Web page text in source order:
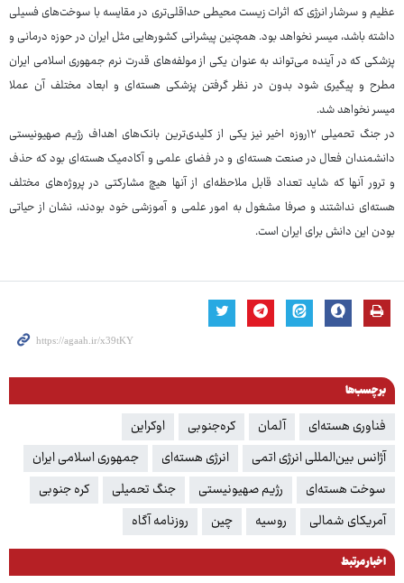
عظیم و سرشار انرژی که اثرات زیست محیطی حداقلی‌تری در مقایسه با سوخت‌های فسیلی
داشته باشد، میسر نخواهد بود. همچنین پیشرانی کشورهایی مثل ایران در حوزه درمانی و
پزشکی که در آینده می‌تواند به عنوان یکی از مولفه‌های قدرت نرم جمهوری اسلامی ایران
مطرح و پیگیری شود بدون در نظر گرفتن پزشکی هسته‌ای و ابعاد مختلف آن عملا
میسر نخواهد شد.
در جنگ تحمیلی ۱۲روزه اخیر نیز یکی از کلیدی‌ترین بانک‌های اهداف رژیم صهیونیستی
دانشمندان فعال در صنعت هسته‌ای و در فضای علمی و آکادمیک هسته‌ای بود که حذف
و ترور آنها که شاید تعداد قابل ملاحظه‌ای از آنها هیچ مشارکتی در پروژه‌های مختلف
هسته‌ای نداشتند و صرفا مشغول به امور علمی و آموزشی خود بودند، نشان از حیاتی
بودن این دانش برای ایران است.
برچسب‌ها
فناوری هسته‌ای آلمان کره‌جنوبی
اوکراین
آژانس بین‌المللی انرژی اتمی
انرژی هسته‌ای
جمهوری اسلامی ایران
سوخت هسته‌ای
رژیم صهیونیستی جنگ تحمیلی
کره جنوبی
آمریکای شمالی
روسیه چین روزنامه آگاه
اخبار مرتبط